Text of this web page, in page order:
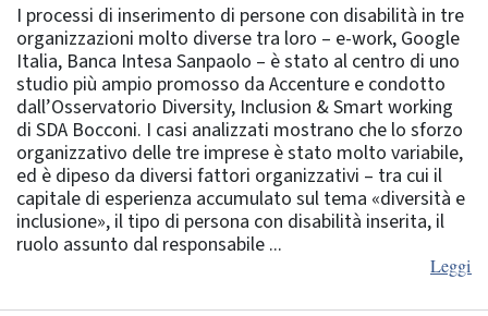
I processi di inserimento di persone con disabilità in tre
organizzazioni molto diverse tra loro – e-work, Google
Italia, Banca Intesa Sanpaolo – è stato al centro di uno
studio più ampio promosso da Accenture e condotto
dall’Osservatorio Diversity, Inclusion & Smart working
di SDA Bocconi. I casi analizzati mostrano che lo sforzo
organizzativo delle tre imprese è stato molto variabile,
ed è dipeso da diversi fattori organizzativi – tra cui il
capitale di esperienza accumulato sul tema «diversità e
inclusione», il tipo di persona con disabilità inserita, il
ruolo assunto dal responsabile ...
Leggi